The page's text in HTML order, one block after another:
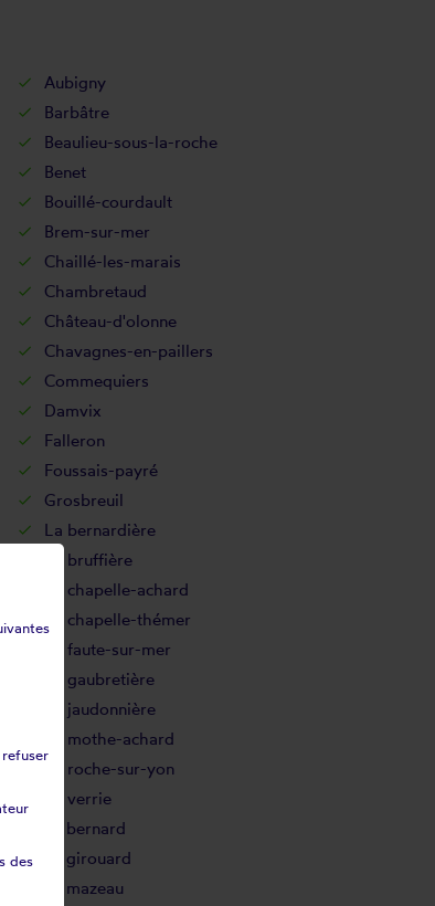
Aubigny
Barbâtre
Beaulieu-sous-la-roche
Benet
Bouillé-courdault
Brem-sur-mer
Chaillé-les-marais
Chambretaud
Château-d'olonne
Chavagnes-en-paillers
Commequiers
Damvix
Falleron
Foussais-payré
Grosbreuil
La bernardière
La bruffière
La chapelle-achard
La chapelle-thémer
La faute-sur-mer
La gaubretière
La jaudonnière
La mothe-achard
La roche-sur-yon
La verrie
Le bernard
Le girouard
Le mazeau
des